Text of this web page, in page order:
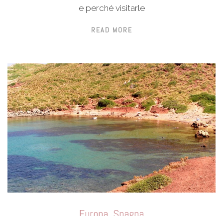
e perché visitarle
READ MORE